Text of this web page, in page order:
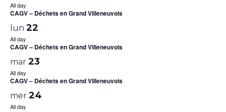
All day
CAGV – Déchets en Grand Villeneuvois
lun 22
All day
CAGV – Déchets en Grand Villeneuvois
mar 23
All day
CAGV – Déchets en Grand Villeneuvois
mer 24
All day